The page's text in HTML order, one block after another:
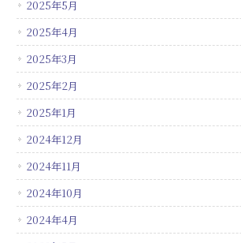
2025年5月
2025年4月
2025年3月
2025年2月
2025年1月
2024年12月
2024年11月
2024年10月
2024年4月